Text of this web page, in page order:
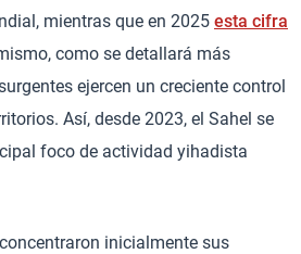
mientras que en 2025 esta cifra
como se detallará más
ejercen un creciente control
Así, desde 2023, el Sahel se
foco de actividad yihadista
inicialmente sus